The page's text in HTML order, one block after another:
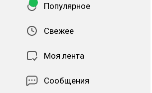
Популярное
Свежее
Моя лента
Сообщения